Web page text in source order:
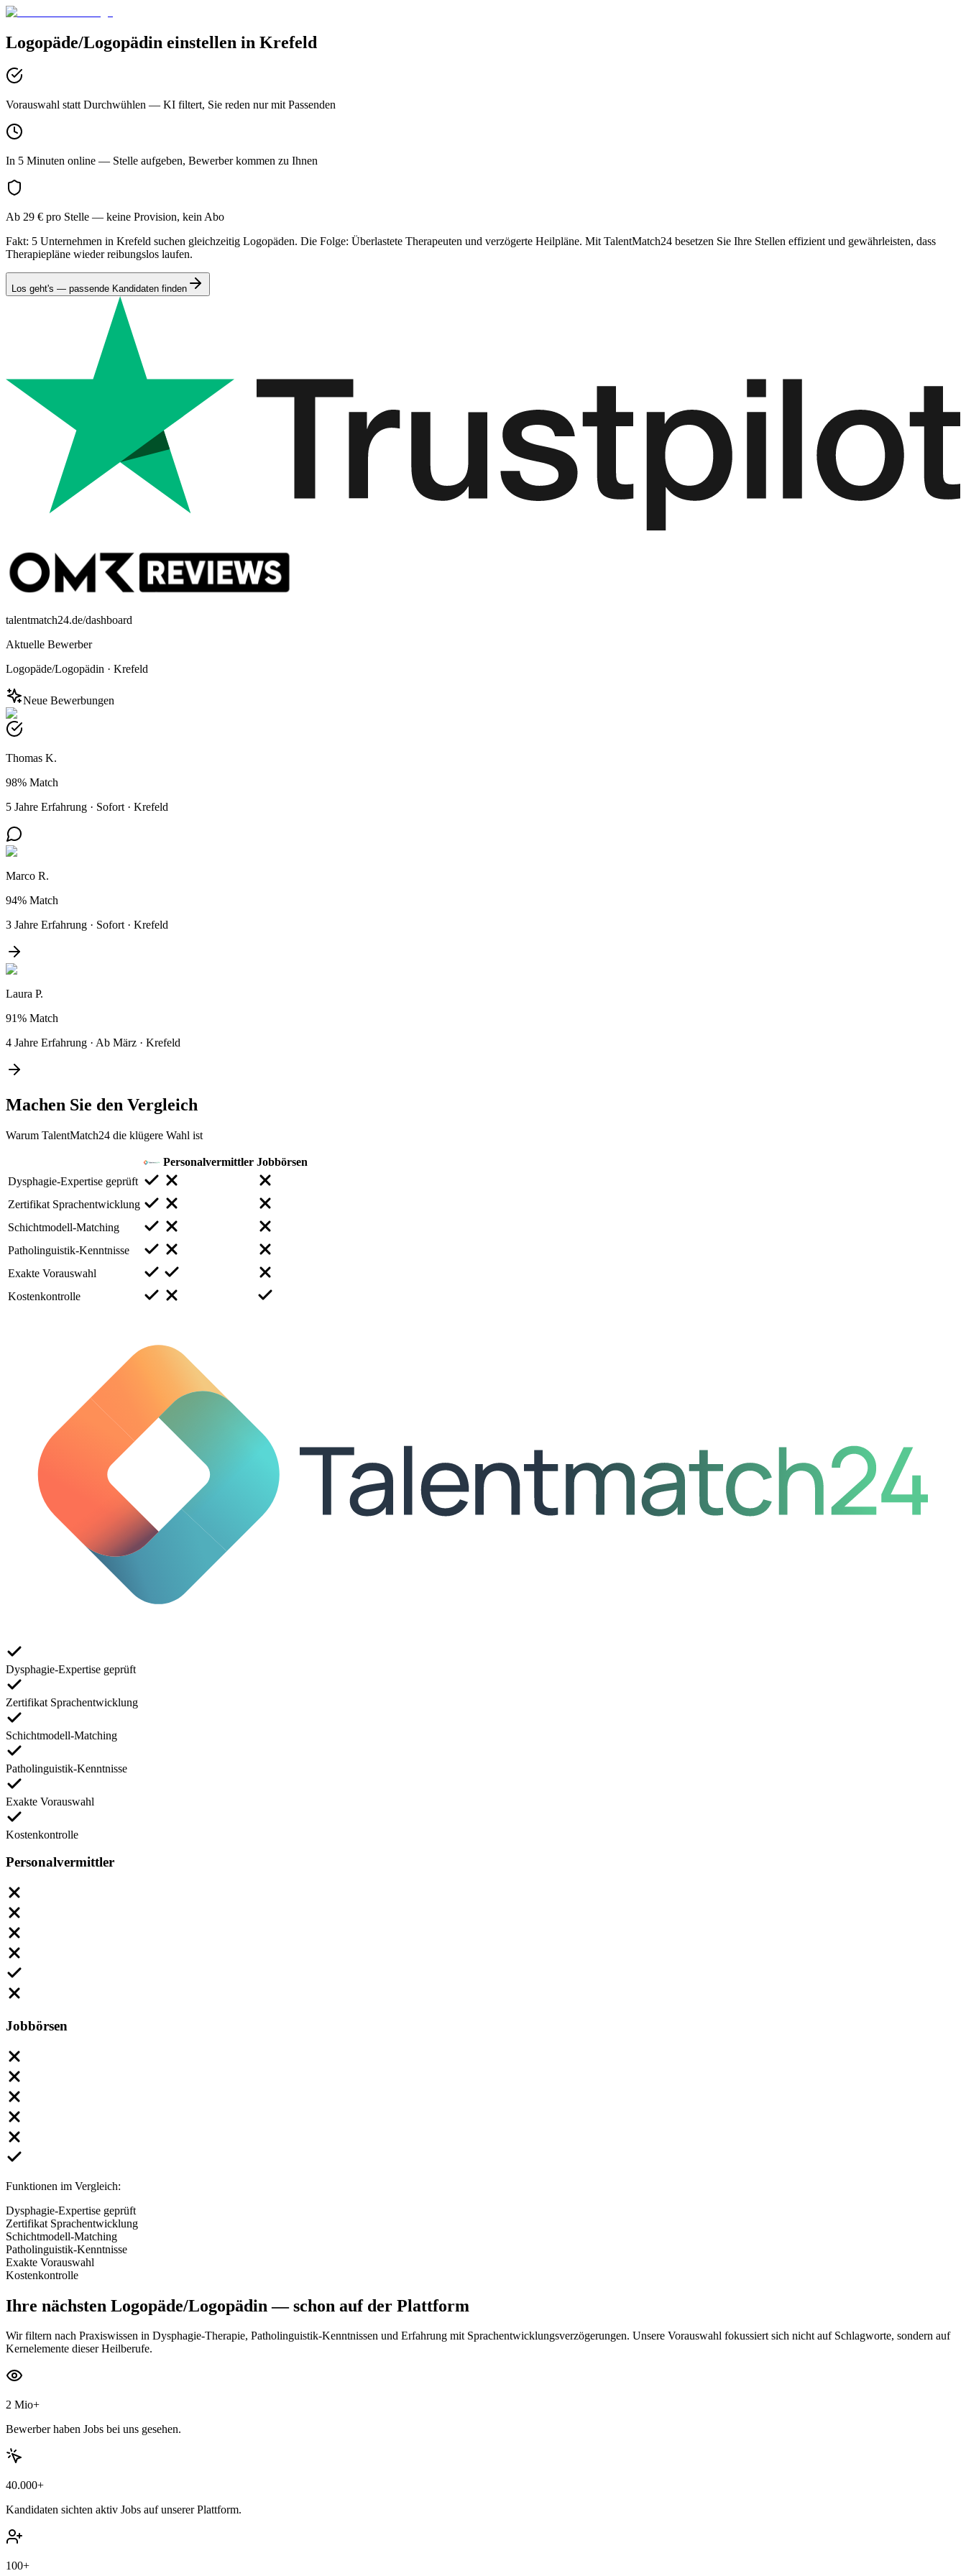
Logopäde/Logopädin einstellen in Krefeld
Vorauswahl statt Durchwühlen — KI filtert, Sie reden nur mit Passenden
In 5 Minuten online — Stelle aufgeben, Bewerber kommen zu Ihnen
Ab 29 € pro Stelle — keine Provision, kein Abo
Fakt: 5 Unternehmen in Krefeld suchen gleichzeitig Logopäden. Die Folge: Überlastete Therapeuten und verzögerte Heilpläne. Mit TalentMatch24 besetzen Sie Ihre Stellen effizient und gewährleisten, dass
Therapiepläne wieder reibungslos laufen.
Los geht's — passende Kandidaten finden
talentmatch24.de/dashboard
Aktuelle Bewerber
Logopäde/Logopädin · Krefeld
Neue Bewerbungen
Thomas K.
98% Match
5 Jahre Erfahrung · Sofort · Krefeld
Marco R.
94% Match
3 Jahre Erfahrung · Sofort · Krefeld
Laura P.
91% Match
4 Jahre Erfahrung · Ab März · Krefeld
Machen Sie den Vergleich
Warum TalentMatch24 die klügere Wahl ist
Personalvermittler Jobbörsen
Dysphagie-Expertise geprüft
Zertifikat Sprachentwicklung
Schichtmodell-Matching
Patholinguistik-Kenntnisse
Exakte Vorauswahl
Kostenkontrolle
Dysphagie-Expertise geprüft
Zertifikat Sprachentwicklung
Schichtmodell-Matching
Patholinguistik-Kenntnisse
Exakte Vorauswahl
Kostenkontrolle
Personalvermittler
Jobbörsen
Funktionen im Vergleich:
Dysphagie-Expertise geprüft
Zertifikat Sprachentwicklung
Schichtmodell-Matching
Patholinguistik-Kenntnisse
Exakte Vorauswahl
Kostenkontrolle
Ihre nächsten Logopäde/Logopädin — schon auf der Plattform
Wir filtern nach Praxiswissen in Dysphagie-Therapie, Patholinguistik-Kenntnissen und Erfahrung mit Sprachentwicklungsverzögerungen. Unsere Vorauswahl fokussiert sich nicht auf Schlagworte, sondern auf
Kernelemente dieser Heilberufe.
2 Mio+
Bewerber haben Jobs bei uns gesehen.
40.000+
Kandidaten sichten aktiv Jobs auf unserer Plattform.
100+